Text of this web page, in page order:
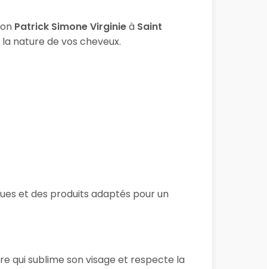
Patrick Simone Virginieà Saint
nature de vos cheveux.
et des produits adaptés pour un
qui sublime son visage et respecte la